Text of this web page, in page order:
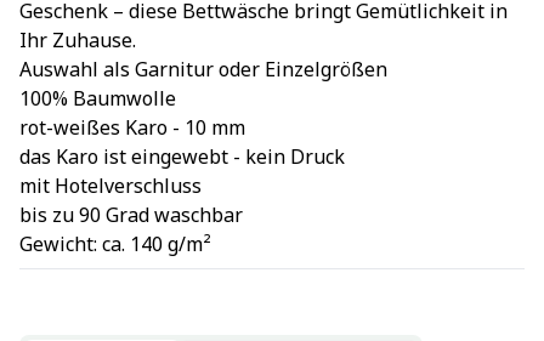
Geschenk – diese Bettwäsche bringt Gemütlichkeit in
Ihr Zuhause.
Auswahl als Garnitur oder Einzelgrößen
100% Baumwolle
rot-weißes Karo - 10 mm
das Karo ist eingewebt - kein Druck
mit Hotelverschluss
bis zu 90 Grad waschbar
Gewicht: ca. 140 g/m²